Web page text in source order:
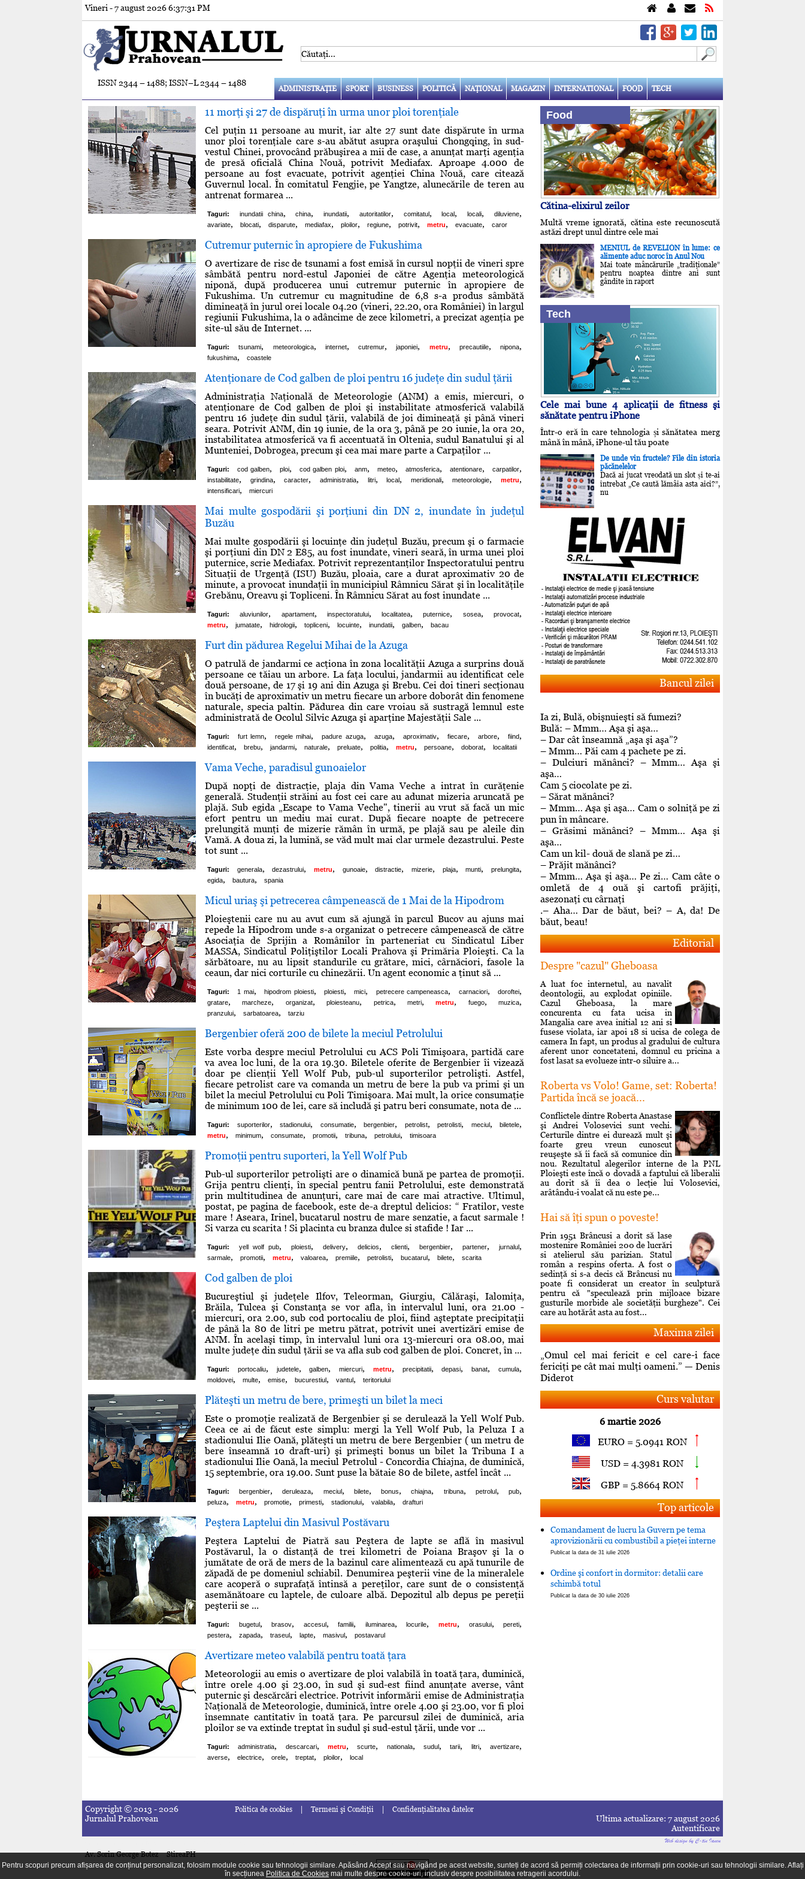
Vineri - 7 august 20266:37:32 PM
ISSN 2344 – 1488; ISSN–L 2344 – 1488
ADMINISTRAŢIE SPORT BUSINESS POLITICĂ NAŢIONAL MAGAZIN INTERNATIONAL FOOD TECH
11 morţi şi 27 de dispăruţi în urma unor ploi torenţiale
Cel puţin 11 persoane au murit, iar alte 27 sunt date dispărute în urma
unor ploi torenţiale care s-au abătut asupra oraşului Chongqing, în sud-
vestul Chinei, provocând prăbuşirea a mii de case, a anunţat marţi agenţia
de presă oficială China Nouă, potrivit Mediafax. Aproape 4.000 de
persoane au fost evacuate, potrivit agenţiei China Nouă, care citează
Guvernul local. În comitatul Fengjie, pe Yangtze, alunecările de teren au
antrenat formarea ...
Taguri: inundatii china, china, inundatii, autoritatilor, comitatul, local, locali, diluviene,
avariate, blocati, disparute, mediafax, ploilor, regiune, potrivit, metru, evacuate, caror
Cutremur puternic în apropiere de Fukushima
O avertizare de risc de tsunami a fost emisă în cursul nopţii de vineri spre
sâmbătă pentru nord-estul Japoniei de către Agenţia meteorologică
niponă, după producerea unui cutremur puternic în apropiere de
Fukushima. Un cutremur cu magnitudine de 6,8 s-a produs sâmbătă
dimineaţă în jurul orei locale 04.20 (vineri, 22.20, ora României) în largul
regiunii Fukushima, la o adâncime de zece kilometri, a precizat agenţia pe
site-ul său de Internet. ...
Taguri: tsunami, meteorologica, internet, cutremur, japoniei, metru, precautiile, nipona,
fukushima, coastele
Atenţionare de Cod galben de ploi pentru 16 judeţe din sudul ţării
Administraţia Naţională de Meteorologie (ANM) a emis, miercuri, o
atenţionare de Cod galben de ploi şi instabilitate atmosferică valabilă
pentru 16 judeţe din sudul ţării, valabilă de joi dimineaţă şi până vineri
seara. Potrivit ANM, din 19 iunie, de la ora 3, până pe 20 iunie, la ora 20,
instabilitatea atmosferică va fi accentuată în Oltenia, sudul Banatului şi al
Munteniei, Dobrogea, precum şi cea mai mare parte a Carpaţilor ...
Taguri: cod galben, ploi, cod galben ploi, anm, meteo, atmosferica, atentionare, carpatilor,
instabilitate, grindina, caracter, administratia, litri, local, meridionali, meteorologie, metru,
intensificari, miercuri
Mai multe gospodării şi porţiuni din DN 2, inundate în judeţul
Buzău
Mai multe gospodării şi locuinţe din judeţul Buzău, precum şi o farmacie
şi porţiuni din DN 2 E85, au fost inundate, vineri seară, în urma unei ploi
puternice, scrie Mediafax. Potrivit reprezentanţilor Inspectoratului pentru
Situaţii de Urgenţă (ISU) Buzău, ploaia, care a durat aproximativ 20 de
minute, a provocat inundaţii în municipiul Râmnicu Sărat şi în localităţile
Grebănu, Oreavu şi Topliceni. În Râmnicu Sărat au fost inundate ...
Taguri: aluviunilor, apartament, inspectoratului, localitatea, puternice, sosea, provocat,
metru, jumatate, hidrologii, topliceni, locuinte, inundatii, galben, bacau
Furt din pădurea Regelui Mihai de la Azuga
O patrulă de jandarmi ce acţiona în zona localităţii Azuga a surprins două
persoane ce tăiau un arbore. La faţa locului, jandarmii au identificat cele
două persoane, de 17 şi 19 ani din Azuga şi Brebu. Cei doi tineri secţionau
în bucăţi de aproximativ un metru fiecare un arbore doborât din fenomene
naturale, specia paltin. Pădurea din care vroiau să sustragă lemnul este
administrată de Ocolul Silvic Azuga şi aparţine Majestăţii Sale ...
Taguri: furt lemn, regele mihai, padure azuga, azuga, aproximativ, fiecare, arbore, fiind,
identificat, brebu, jandarmi, naturale, preluate, politia, metru, persoane, doborat, localitatii
Vama Veche, paradisul gunoaielor
După nopţi de distracţie, plaja din Vama Veche a intrat în curăţenie
generală. Studenţii străini au fost cei care au adunat mizeria aruncată pe
plajă. Sub egida „Escape to Vama Veche", tinerii au vrut să facă un mic
efort pentru un mediu mai curat. După fiecare noapte de petrecere
prelungită munţi de mizerie rămân în urmă, pe plajă sau pe aleile din
Vamă. A doua zi, la lumină, se văd mult mai clar urmele dezastrului. Peste
tot sunt ...
Taguri: generala, dezastrului, metru, gunoaie, distractie, mizerie, plaja, munti, prelungita,
egida, bautura, spania
Micul uriaş şi petrecerea câmpenească de 1 Mai de la Hipodrom
Ploieştenii care nu au avut cum să ajungă în parcul Bucov au ajuns mai
repede la Hipodrom unde s-a organizat o petrecere câmpenească de către
Asociaţia de Sprijin a Românilor în parteneriat cu Sindicatul Liber
MASSA, Sindicatul Poliţiştilor Locali Prahova şi Primăria Ploieşti. Ca la
sărbătoare, nu au lipsit standurile cu grătare, mici, cârnăciori, fasole la
ceaun, dar nici corturile cu chinezării. Un agent economic a ţinut să ...
Taguri: 1 mai, hipodrom ploiesti, ploiesti, mici, petrecere campeneasca, carnaciori, doroftei,
gratare, marcheze, organizat, ploiesteanu, petrica, metri, metru, fuego, muzica,
pranzului, sarbatoarea, tarziu
Bergenbier oferă 200 de bilete la meciul Petrolului
Este vorba despre meciul Petrolului cu ACS Poli Timişoara, partidă care
va avea loc luni, de la ora 19.30. Biletele oferite de Bergenbier îi vizează
doar pe clienţii Yell Wolf Pub, pub-ul suporterilor petrolişti. Astfel,
fiecare petrolist care va comanda un metru de bere la pub va primi şi un
bilet la meciul Petrolului cu Poli Timişoara. Mai mult, la orice consumaţie
de minimum 100 de lei, care să includă şi patru beri consumate, nota de ...
Taguri: suporterilor, stadionului, consumatie, bergenbier, petrolist, petrolisti, meciul, biletele,
metru, minimum, consumate, promotii, tribuna, petrolului, timisoara
Promoţii pentru suporteri, la Yell Wolf Pub
Pub-ul suporterilor petrolişti are o dinamică bună pe partea de promoţii.
Grija pentru clienţi, în special pentru fanii Petrolului, este demonstrată
prin multitudinea de anunţuri, care mai de care mai atractive. Ultimul,
postat, pe pagina de facebook, este de-a dreptul delicios: “ Fratilor, veste
mare ! Aseara, Irinel, bucatarul nostru de mare senzatie, a facut sarmale !
Si varza cu scarita ! Si placinta cu branza dulce si stafide ! Iar ...
Taguri: yell wolf pub, ploiesti, delivery, delicios, clienti, bergenbier, partener, jurnalul,
sarmale, promotii, metru, valoarea, premiile, petrolisti, bucatarul, bilete, scarita
Cod galben de ploi
Bucureştiul şi judeţele Ilfov, Teleorman, Giurgiu, Călăraşi, Ialomiţa,
Brăila, Tulcea şi Constanţa se vor afla, în intervalul luni, ora 21.00 -
miercuri, ora 2.00, sub cod portocaliu de ploi, fiind aşteptate precipitaţii
de până la 80 de litri pe metru pătrat, potrivit unei avertizări emise de
ANM. În acelaşi timp, în intervalul luni ora 13-miercuri ora 08.00, mai
multe judeţe din sudul ţării se va afla sub cod galben de ploi. Concret, în ...
Taguri: portocaliu, judetele, galben, miercuri, metru, precipitatii, depasi, banat, cumula,
moldovei, multe, emise, bucurestiul, vantul, teritoriului
Plăteşti un metru de bere, primeşti un bilet la meci
Este o promoţie realizată de Bergenbier şi se derulează la Yell Wolf Pub.
Ceea ce ai de făcut este simplu: mergi la Yell Wolf Pub, la Peluza I a
stadionului Ilie Oană, plăteşti un metru de bere Bergenbier ( un metru de
bere înseamnă 10 draft-uri) şi primeşti bonus un bilet la Tribuna I a
stadionului Ilie Oană, la meciul Petrolul - Concordia Chiajna, de duminică,
15 septembrie, ora 19.00. Sunt puse la bătaie 80 de bilete, astfel încât ...
Taguri: bergenbier, deruleaza, meciul, bilete, bonus, chiajna, tribuna, petrolul, pub,
peluza, metru, promotie, primesti, stadionului, valabila, drafturi
Peştera Laptelui din Masivul Postăvaru
Peştera Laptelui de Piatră sau Peştera de lapte se află în masivul
Postăvarul, la o distanţă de trei kilometri de Poiana Braşov şi la o
jumătate de oră de mers de la bazinul care alimentează cu apă tunurile de
zăpadă de pe domeniul schiabil. Denumirea peşterii vine de la mineralele
care acoperă o suprafaţă întinsă a pereţilor, care sunt de o consistenţă
asemănătoare cu laptele, de culoare albă. Depozitul alb depus pe pereţii
peşterii se ...
Taguri: bugetul, brasov, accesul, familii, iluminarea, locurile, metru, orasului, pereti,
pestera, zapada, traseul, lapte, masivul, postavarul
Avertizare meteo valabilă pentru toată ţara
Meteorologii au emis o avertizare de ploi valabilă în toată ţara, duminică,
între orele 4.00 şi 23.00, în sud şi sud-est fiind anunţate averse, vânt
puternic şi descărcări electrice. Potrivit informării emise de Administraţia
Naţională de Meteorologie, duminică, între orele 4.00 şi 23.00, vor fi ploi
însemnate cantitativ în toată ţara. Pe parcursul zilei de duminică, aria
ploilor se va extinde treptat în sudul şi sud-estul ţării, unde vor ...
Taguri: administratia, descarcari, metru, scurte, nationala, sudul, tarii, litri, avertizare,
averse, electrice, orele, treptat, ploilor, local
Food
Cătina-elixirul zeilor
Multă vreme ignorată, cătina este recunoscută
astăzi drept unul dintre cele mai
MENIUL de REVELION în lume: ce
alimente aduc noroc în Anul Nou
Mai toate mâncărurile „tradiţionale”
pentru noaptea dintre ani sunt
gândite în raport
Tech
Cele mai bune 4 aplicaţii de fitness şi
sănătate pentru iPhone
Într-o eră în care tehnologia și sănătatea merg
mână în mână, iPhone-ul tău poate
De unde vin fructele? File din istoria
păcănelelor
Dacă ai jucat vreodată un slot și te-ai
întrebat „Ce caută lămâia asta aici?”,
nu
Bancul zilei
Ia zi, Bulă, obişnuieşti să fumezi?
Bulă: – Mmm… Aşa şi aşa…
– Dar cât înseamnă „aşa şi aşa”?
– Mmm… Păi cam 4 pachete pe zi.
– Dulciuri mănânci? – Mmm… Aşa şi
aşa…
Cam 5 ciocolate pe zi.
– Sărat mănânci?
– Mmm… Aşa şi aşa… Cam o solniţă pe zi
pun în mâncare.
– Grăsimi mănânci? – Mmm… Aşa şi
aşa…
Cam un kil- două de slană pe zi…
– Prăjit mănânci?
– Mmm… Aşa şi aşa… Pe zi… Cam câte o
omletă de 4 ouă şi cartofi prăjiţi,
asezonaţi cu cârnaţi
.– Aha… Dar de băut, bei? – A, da! De
băut, beau!
Editorial
Despre "cazul" Gheboasa
A luat foc internetul, au navalit
deontologii, au explodat opiniile.
Cazul Gheboasa, la mare
concurenta cu fata ucisa in
Mangalia care avea initial 12 ani si
fusese violata, iar apoi 18 si ucisa de colega de
camera In fapt, un produs al gradului de cultura
aferent unor concetateni, domnul cu pricina a
fost lasat sa evolueze intr-o siluire a...
Roberta vs Volo! Game, set: Roberta!
Partida încă se joacă...
Conflictele dintre Roberta Anastase
şi Andrei Volosevici sunt vechi.
Certurile dintre ei durează mult şi
foarte greu vreun cunoscut
reuşeşte să îi facă să comunice din
nou. Rezultatul alegerilor interne de la PNL
Ploieşti este încă o dovadă a faptului că liberalii
au dorit să îi dea o lecţie lui Volosevici,
arâtându-i voalat că nu este pe...
Hai să îţi spun o poveste!
Prin 1951 Brâncusi a dorit să lase
mostenire României 200 de lucrări
si atelierul său parizian. Statul
român a respins oferta. A fost o
sedinţă si s-a decis că Brâncusi nu
poate fi considerat un creator în sculptură
pentru că "speculează prin mijloace bizare
gusturile morbide ale societăţii burgheze". Cei
care au hotărât asta au fost...
Maxima zilei
„Omul cel mai fericit e cel care-i face
fericiţi pe cât mai mulţi oameni.” — Denis
Diderot
Curs valutar
6 martie 2026
EURO = 5.0941 RON
USD = 4.3981 RON
GBP = 5.8664 RON
Top articole
Comandament de lucru la Guvern pe tema
aprovizionării cu combustibil a pieţei interne
Publicat la data de 31 iulie 2026
Ordine şi confort in dormitor: detalii care
schimbă totul
Publicat la data de 30 iulie 2026
Copyright © 2013 - 2026
Jurnalul Prahovean
Politica de cookies | Termeni şi Condiţii | Confidenţialitatea datelor
Ultima actualizare: 7 august 2026
Autentificare
Av. Sorin George Botez
StireaPH
Pentru scopuri precum afișarea de conținut personalizat, folosim module cookie sau tehnologii similare. Apăsând Accept sau navigând pe acest website, sunteți de acord să permiți colectarea de informații prin cookie-uri sau tehnologii similare. Aflați
în secțiunea Politica de Cookies mai multe despre cookie-uri, inclusiv despre posibilitatea retragerii acordului.